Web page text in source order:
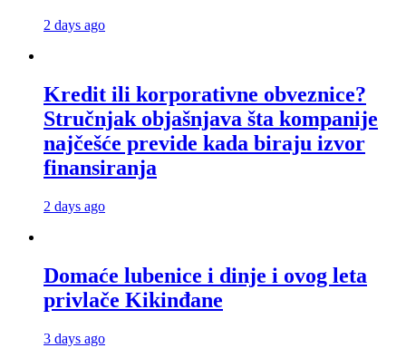
2 days ago
Kredit ili korporativne obveznice?
Stručnjak objašnjava šta kompanije
najčešće previde kada biraju izvor
finansiranja
2 days ago
Domaće lubenice i dinje i ovog leta
privlače Kikinđane
3 days ago